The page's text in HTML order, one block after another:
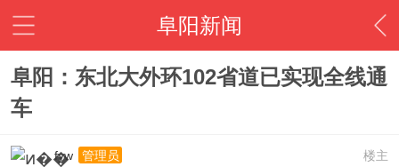
阜阳新闻
阜阳：东北大外环102省道已实现全线通
车
楼主
fyw
管理员